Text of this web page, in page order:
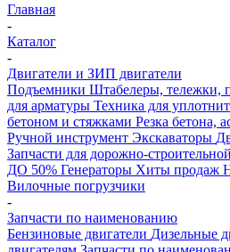
Главная
-
Каталог
-
Двигатели и ЗИП двигатели
Подъемники Штабелеры, тележки,
для арматуры Техника для
бетоном и стяжками Резка бетона,
Ручной инструмент Экскаваторы
Запчасти для дорожно-
ДО 50% Генераторы Хиты продаж
Вилочные погрузчики
-
Запчасти по наименованию
Бензиновые двигатели Дизельные